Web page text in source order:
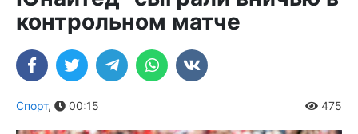
контрольном матче
Спорт, 00:15 475